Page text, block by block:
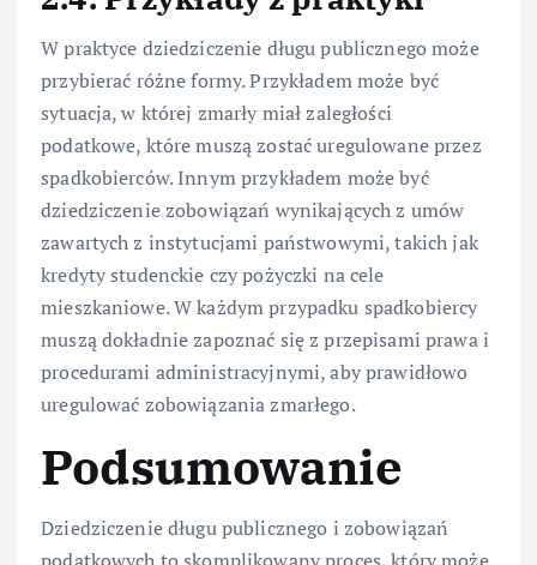
W praktyce dziedziczenie długu publicznego może
przybierać różne formy. Przykładem może być
sytuacja, w której zmarły miał zaległości
podatkowe, które muszą zostać uregulowane przez
spadkobierców. Innym przykładem może być
dziedziczenie zobowiązań wynikających z umów
zawartych z instytucjami państwowymi, takich jak
kredyty studenckie czy pożyczki na cele
mieszkaniowe. W każdym przypadku spadkobiercy
muszą dokładnie zapoznać się z przepisami prawa i
procedurami administracyjnymi, aby prawidłowo
uregulować zobowiązania zmarłego.
Podsumowanie
Dziedziczenie długu publicznego i zobowiązań